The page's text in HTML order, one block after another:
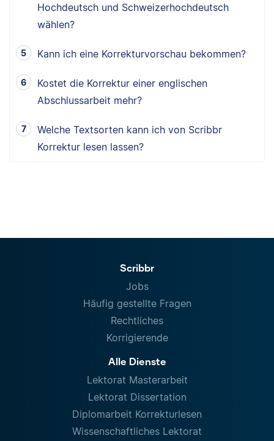
Hochdeutsch und Schweizerhochdeutsch
wählen?
Kann ich eine Korrekturvorschau bekommen?
Kostet die Korrektur einer englischen
Abschlussarbeit mehr?
Welche Textsorten kann ich von Scribbr
Korrektur lesen lassen?
Scribbr
Jobs
Häufig gestellte Fragen
Rechtliches
Korrigierende
Alle Dienste
Lektorat Masterarbeit
Lektorat Dissertation
Diplomarbeit Korrekturlesen
Wissenschaftliches Lektorat